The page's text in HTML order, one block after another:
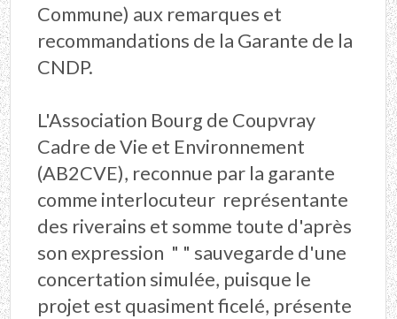
Commune) aux remarques et
recommandations de la Garante de la
CNDP.
L'Association Bourg de Coupvray
Cadre de Vie et Environnement
(AB2CVE), reconnue par la garante
comme interlocuteur représentante
des riverains et somme toute d'après
son expression " " sauvegarde d'une
concertation simulée, puisque le
projet est quasiment ficelé, présente